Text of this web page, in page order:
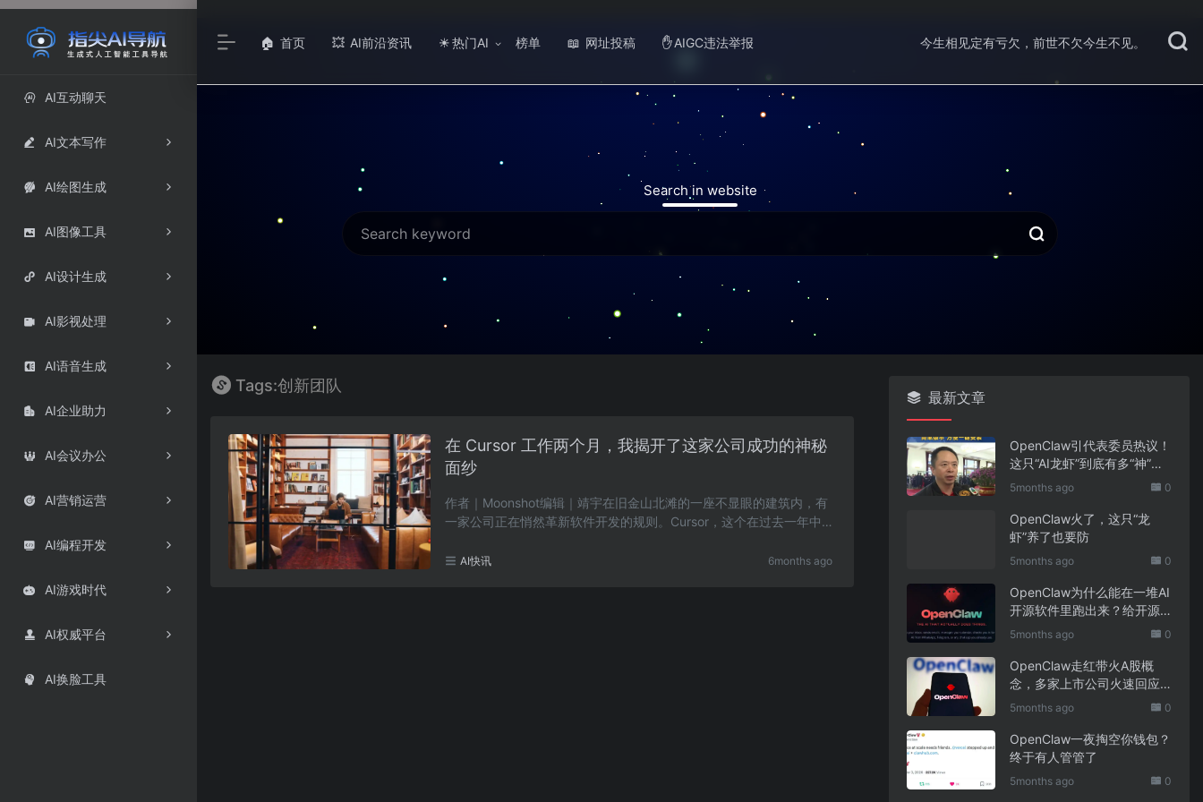
 AI互动聊天
 AI文本写作
 AI绘图生成
 AI图像工具
 AI设计生成
 AI影视处理
 AI语音生成
 AI企业助力
 AI会议办公
 AI营销运营
 AI编程开发
 AI游戏时代
 AI权威平台
 AI换脸工具
🏠 首页 💥 AI前沿资讯 ☀ 热门AI 榜单 📖 网址投稿 ✋ AIGC违法举报 今生相见定有亏欠，前世不欠今生不见。
Search in website
Tags:创新团队
在 Cursor 工作两个月，我揭开了这家公司成功的神秘
面纱
作者｜Moonshot编辑｜靖宇在旧金山北滩的一座不显眼的建筑内，有
一家公司正在悄然革新软件开发的规则。Cursor，这个在过去一年中备
AI快讯 6months ago
最新文章
OpenClaw引代表委员热议！
这只“AI龙虾”到底有多“神”？
｜科技观察
5months ago 0
OpenClaw火了，这只“龙
虾”养了也要防
5months ago 0
OpenClaw为什么能在一堆AI
开源软件里跑出来？给开源
项目的三点启示
5months ago 0
OpenClaw走红带火A股概
念，多家上市公司火速回应
业务布局
5months ago 0
OpenClaw一夜掏空你钱包？
终于有人管管了
5months ago 0